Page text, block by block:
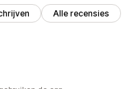
Alle recensies